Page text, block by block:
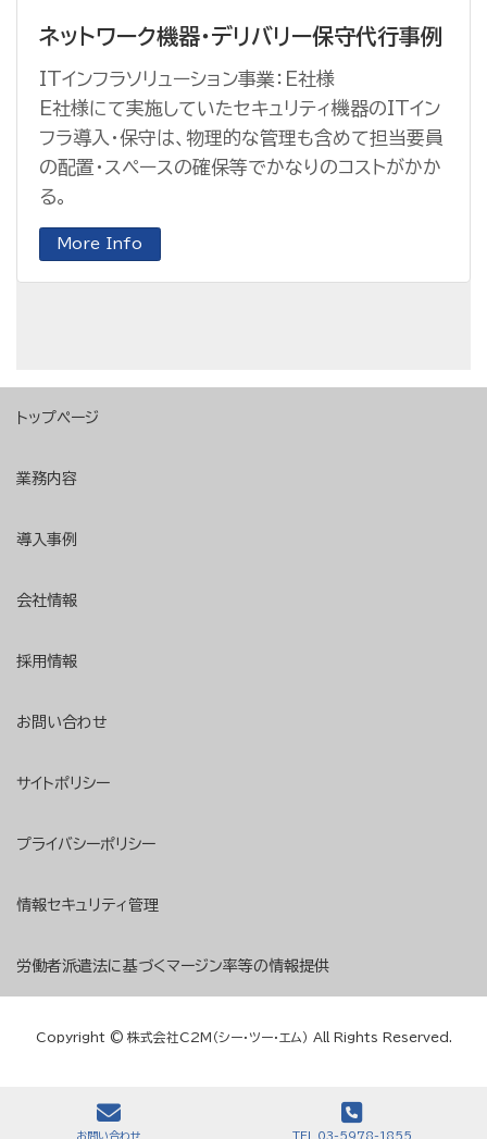
ネットワーク機器・デリバリー保守代行事例
ITインフラソリューション事業：E社様
E社様にて実施していたセキュリティ機器のITイン
フラ導入・保守は、物理的な管理も含めて担当要員
の配置・スペースの確保等でかなりのコストがかか
る。
More Info
トップページ
業務内容
導入事例
会社情報
採用情報
お問い合わせ
サイトポリシー
プライバシーポリシー
情報セキュリティ管理
労働者派遣法に基づくマージン率等の情報提供
Copyright © 株式会社C2M（シー・ツー・エム） All Rights Reserved.
お問い合わせ TEL 03-5978-1855